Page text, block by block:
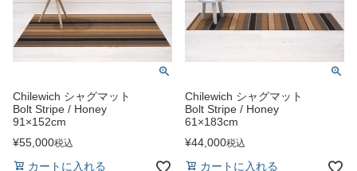
Chilewich シャグマット
Bolt Stripe / Honey
91×152cm
¥55,000税込
カートに入れる
Chilewich シャグマット
Bolt Stripe / Honey
61×183cm
¥44,000税込
カートに入れる